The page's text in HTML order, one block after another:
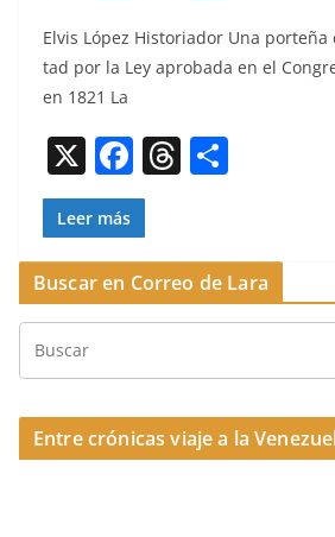
a
c
e
b
o
o
k
h
re
d
s
m
Elvis López His­to­ri­ador Una
tad por la Ley aproba­da en el
en 1821 La
X F
a
c
e
b
o
k
T
a
d
p
ar
Leer más
Buscar en Correo de Lara
Entre crónicas viaje a la